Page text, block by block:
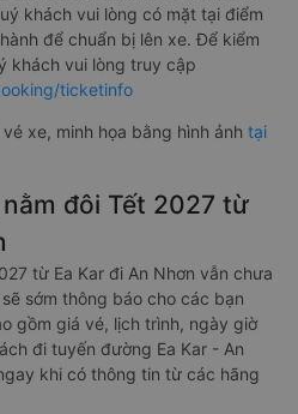
khách vui lòng có mặt tại điểm
để chuẩn bị lên xe. Để kiểm
khách vui lòng truy cập
ticketinfo
xe, minh họa bằng hình ảnh tại
đôi Tết 2027 từ
từ Ea Kar đi An Nhơn vẫn chưa
sớm thông báo cho các bạn
gồm giá vé, lịch trình, ngày giờ
đi tuyến đường Ea Kar - An
khi có thông tin từ các hãng